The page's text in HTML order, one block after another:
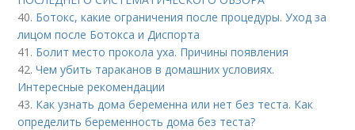
40. Ботокс, какие ограничения после процедуры. Уход за
лицом после Ботокса и Диспорта
41. Болит место прокола уха. Причины появления
42.Чем убить тараканов в домашних условиях.
Интересные рекомендации
43. Как узнать дома беременна или нет без теста. Как
определить беременность дома без теста?